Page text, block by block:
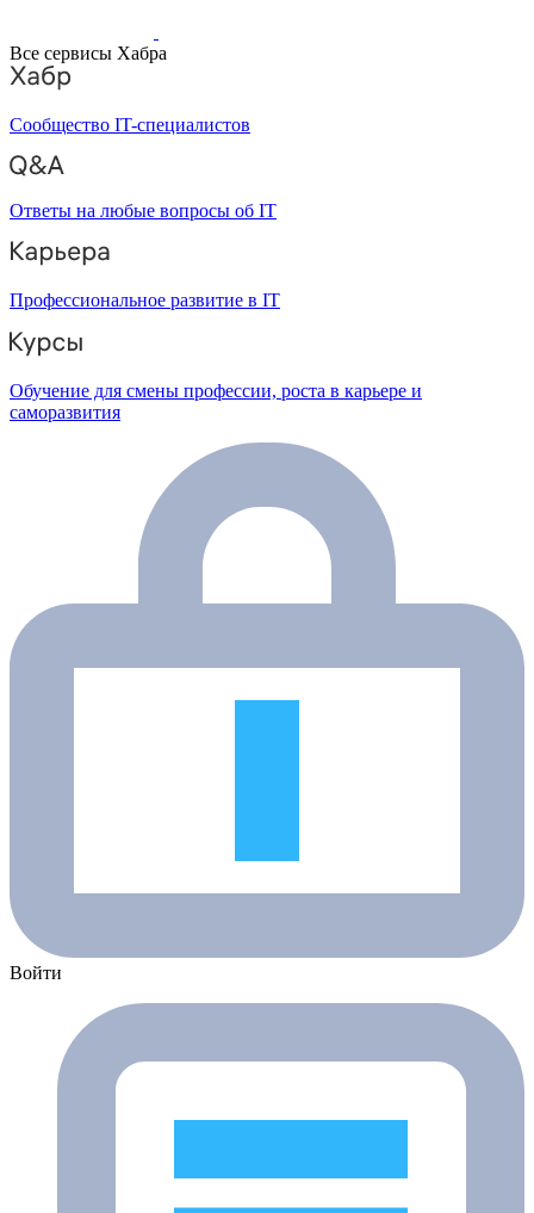
Все сервисы Хабра
Сообщество IT-специалистов
Ответы на любые вопросы об IT
Профессиональное развитие в IT
Обучение для смены профессии, роста в карьере и
саморазвития
Войти